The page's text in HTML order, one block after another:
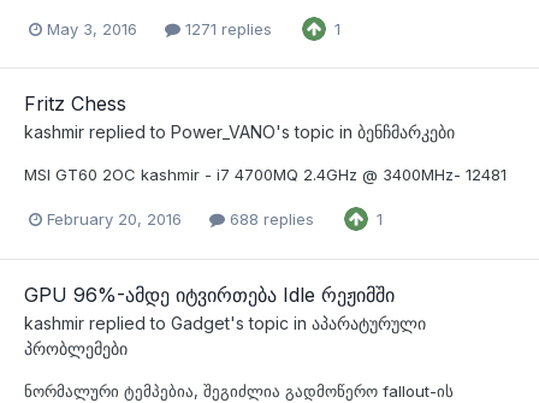
May 3, 2016 1271 replies 1
Fritz Chess
kashmir replied to Power_VANO's topic in ბენჩმარკები
MSI GT60 2OC kashmir - i7 4700MQ 2.4GHz @ 3400MHz- 12481
February 20, 2016 688 replies 1
GPU 96%-ამდე იტვირთება Idle რეჟიმში
kashmir replied to Gadget's topic in აპარატურული
პრობლემები
ნორმალური ტემპებია, შეგიძლია გადმოწერო fallout-ის